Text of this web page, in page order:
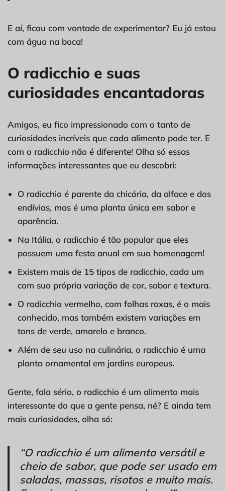
E aí, ficou com vontade de experimentar? Eu já estou
com água na boca!
O radicchio e suas
curiosidades encantadoras
Amigos, eu fico impressionado com o tanto de
curiosidades incríveis que cada alimento pode ter. E
com o radicchio não é diferente! Olha só essas
informações interessantes que eu descobri:
O radicchio é parente da chicória, da alface e dos
endívias, mas é uma planta única em sabor e
aparência.
Na Itália, o radicchio é tão popular que eles
possuem uma festa anual em sua homenagem!
Existem mais de 15 tipos de radicchio, cada um
com sua própria variação de cor, sabor e textura.
O radicchio vermelho, com folhas roxas, é o mais
conhecido, mas também existem variações em
tons de verde, amarelo e branco.
Além de seu uso na culinária, o radicchio é uma
planta ornamental em jardins europeus.
Gente, fala sério, o radicchio é um alimento mais
interessante do que a gente pensa, né? E ainda tem
mais curiosidades, olha só:
“O radicchio é um alimento versátil e
cheio de sabor, que pode ser usado em
saladas, massas, risotos e muito mais.